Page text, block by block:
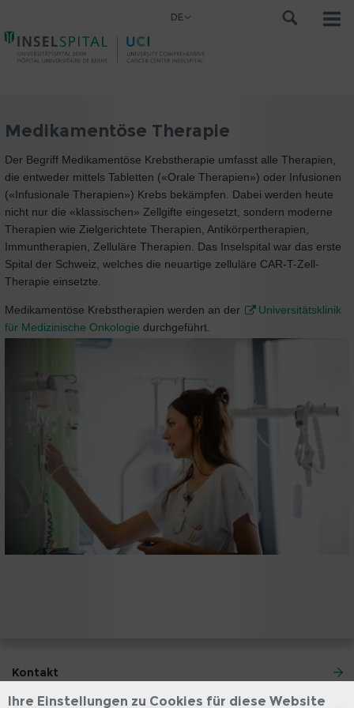
DE
Medikamentöse Therapie
Der Begriff Medikamentöse Krebstherapie umfasst alle Therapien,
die entweder mittels Tabletten («Orale Therapien») oder Infusionen
(«Infusionale Therapien») Krebs bekämpfen. Dabei werden heute
nicht nur die «klassischen» Zellgifte eingesetzt, sondern moderne
Therapien wie Zielgerichtete Therapien, Antikörpertherapien,
Immuntherapien, Zelluläre Therapien. Das Inselspital war das erste
Spital der Schweiz, welches die neuartige zelluläre CAR-T-Zell-
Therapie einsetzte.
Medikamentöse Krebstherapien werden an der
Universitätsklinik
für Medizinische Onkologie durchgeführt.
Kontakt
Ihre Einstellungen zu Cookies für diese Website